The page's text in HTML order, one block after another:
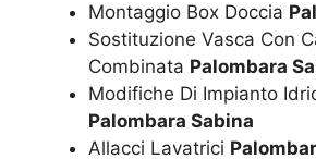
Montaggio Box Doccia
Sostituzione Vasca Con
Combinata Palombara
Modifiche Di Impianto
Palombara Sabina
Allacci Lavatrici